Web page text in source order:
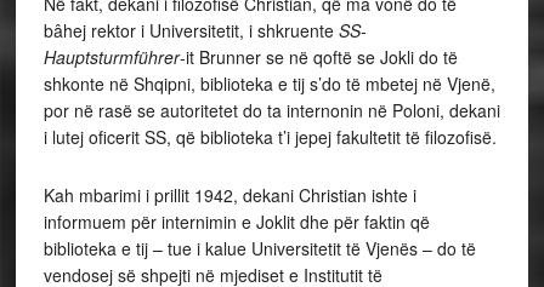
bâhej rektor i Universitetit, i shkruente SS-
Hauptsturmführer-it Brunner se në qoftë se Jokli do të
shkonte në Shqipni, biblioteka e tij s’do të mbetej në Vjenë,
por në rasë se autoritetet do ta internonin në Poloni, dekani
i lutej oficerit SS, që biblioteka t’i jepej fakultetit të filozofisë.
Kah mbarimi i prillit 1942, dekani Christian ishte i
informuem për internimin e Joklit dhe për faktin që
biblioteka e tij – tue i kalue Universitetit të Vjenës – do të
vendosej së shpejti në mjediset e Institutit të